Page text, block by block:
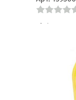
Link
Link